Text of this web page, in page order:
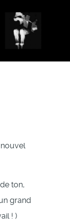
ton,
grand
! )